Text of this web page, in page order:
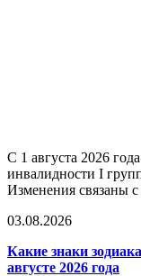
С 1 августа 2026
инвалидности I
Изменения связаны
03.08.2026
Какие знаки
августе 2026 года